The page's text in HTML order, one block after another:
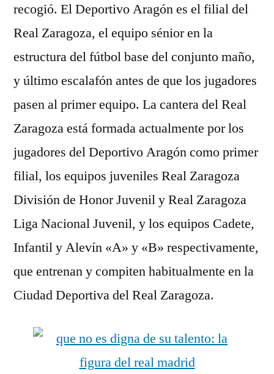
recogió. El Deportivo Aragón es el filial del
Real Zaragoza, el equipo sénior en la
estructura del fútbol base del conjunto maño,
y último escalafón antes de que los jugadores
pasen al primer equipo. La cantera del Real
Zaragoza está formada actualmente por los
jugadores del Deportivo Aragón como primer
filial, los equipos juveniles Real Zaragoza
División de Honor Juvenil y Real Zaragoza
Liga Nacional Juvenil, y los equipos Cadete,
Infantil y Alevín «A» y «B» respectivamente,
que entrenan y compiten habitualmente en la
Ciudad Deportiva del Real Zaragoza.